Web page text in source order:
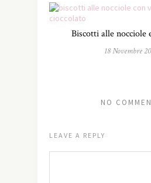
Biscotti alle nocciole
18 Novembre
NO
LEAVE A REPLY